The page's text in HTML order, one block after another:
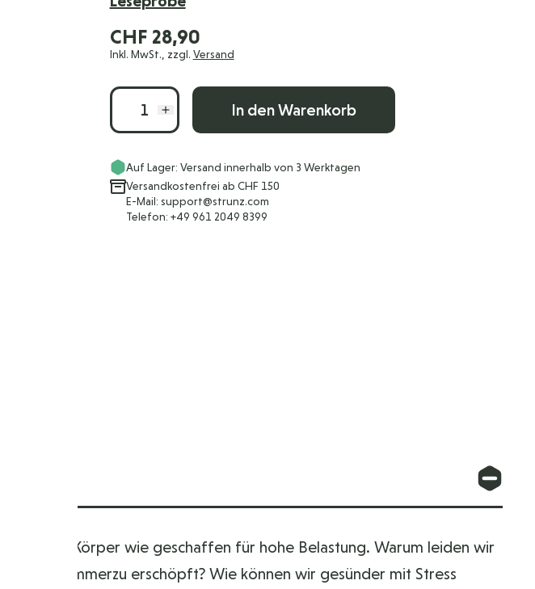
CHF 28,90
Inkl. MwSt., zzgl. Versand
Menge
In den Warenkorb
Auf Lager: Versand innerhalb von 3 Werktagen
Versandkostenfrei ab CHF 150
E-Mail: support@strunz.com
Telefon: +49 961 2049 8399
Körper wie geschaffen für hohe Belastung. Warum leiden wir
sind immerzu erschöpft? Wie können wir gesünder mit Stress